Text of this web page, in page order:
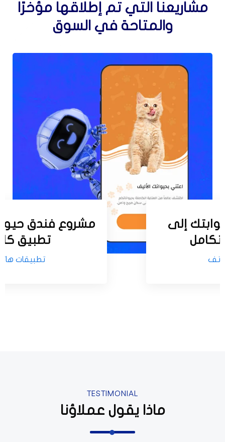
مشاريعنا التي تم إطلاقها مؤخرًا
والمتاحة في السوق
مشروع فندق
تطبيق
تطبيقات
إلى
TESTIMONIAL
ماذا يقول عملاؤنا